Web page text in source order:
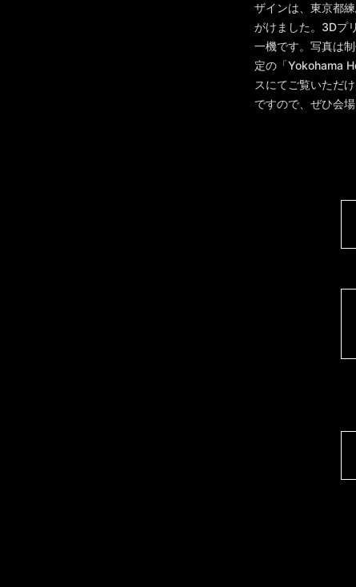
ザインは、東京都
がけました。3Dプ
一機です。写真は
定の「Yokohama
スにてご覧いただ
ですので、ぜひ会